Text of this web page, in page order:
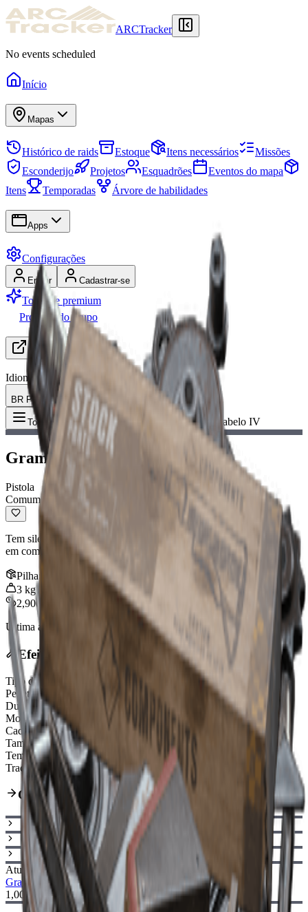
ARCTracker
No events scheduled
Início
Mapas
Histórico de raids Estoque Itens necessários
Missões
Esconderijo
Projetos Esquadrões
Eventos do mapa
Itens
Temporadas Árvore de habilidades
Apps
Configurações
Entrar Cadastrar-se
Torne-se premium
Procurando grupo
Recursos
Idioma
BR Português (Brasil)
Toggle Menu Grampo de Cabelo IV
Grampo de Cabelo IV
Pistola
Comum
Tem silenciador embutido. Ótima para furtividade, mas complicada
em combate.
Pilha
3 kg
2,900
Última atualização
Feb 24, 2026
Efeitos
Tipo de munição
Light Ammo
Penetração contra blindagem ARC
Durabilidade
Modo de disparo
Slide-Action
Cadência de Tiro Aumentada
30%
Tamanho do Pente8
Tempo de Recarga Reduzido
Traço EspecialIntegrated Silencer
Caminho de Aprimoramento
Atual
Grampo de Cabelo I
Grampo de Cabelo II
1,000